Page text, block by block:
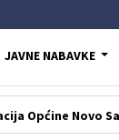
JAVNE NABAVKE
Novo Sarajevo